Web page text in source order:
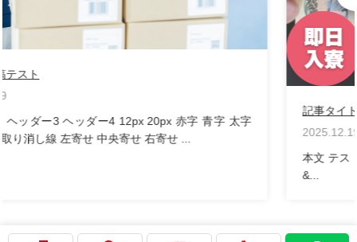
2025.12.19
本文 テスト テストテスト テスト テスト おすすめ求人